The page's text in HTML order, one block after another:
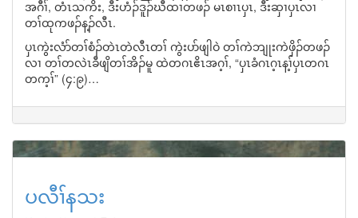
အဂီၢ်, တံၤသကိး, ဒီးဟံၣ်ဒူၣ်ဃီထၢတဖၣ် မၤစၢၤပှၤ, ဒီးဆှၢပှၤလၢ
တၢ်ထုကဖၣ်န့ၣ်လီၤ.
ပှၤကွဲးလံာ်တၢ်စံၣ်တဲၤတဲလီၤတၢ် ကွဲးပာ်ဖျါဝဲ တၢ်ကဲဘျုးကဲဖှိၣ်တဖၣ်
လၢ တၢ်တလဲၤခီဖျိတၢ်အိၣ်မူ ထဲတဂၤဧိၤအဂ့ၢ်, “ပှၤခံဂၤဂ့ၤန့ၢ်ပှၤတဂၤ
တက့ၢ်” (၄:၉)…
ပလီၢ်နသး